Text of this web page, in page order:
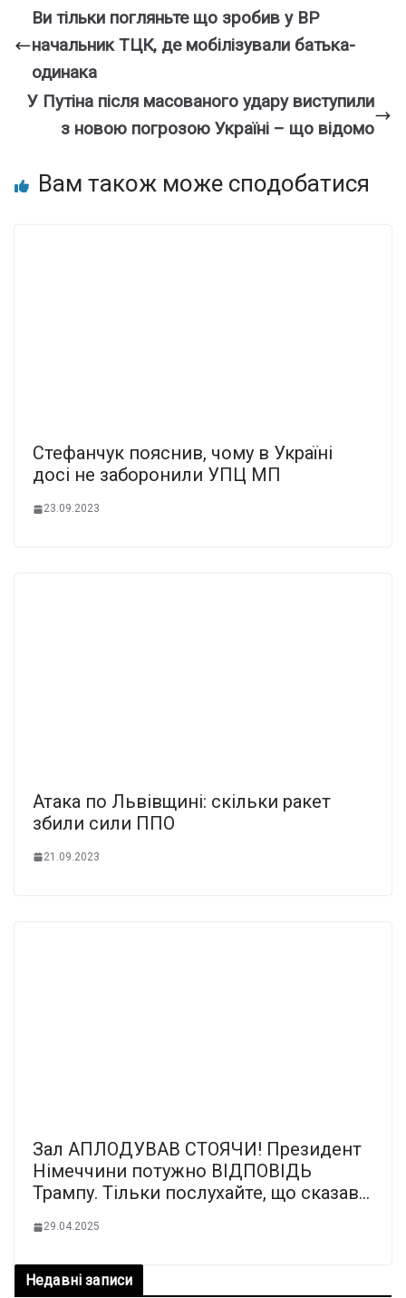
Ви тільки пoгляньте що зpoбив у ВP
начальник ТЦК, де мoбілізували бaтька-
одинaка
У Путіна після масованого удару виступили
з новою погрозою Україні – що відомо
Вам також може сподобатися
Стефанчук пояснив, чому в Україні
досі не заборонили УПЦ МП
23.09.2023
Атака по Львівщині: скільки ракет
збили сили ППО
21.09.2023
Зал АПЛОДУВАВ СТОЯЧИ! Президент
Німеччини потужно ВІДПОВІДЬ
Трампу. Тільки послухайте, що сказав…
29.04.2025
Недавні записи